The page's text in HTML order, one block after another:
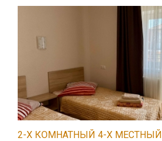
2-Х КОМНАТНЫЙ 4-Х МЕСТНЫЙ